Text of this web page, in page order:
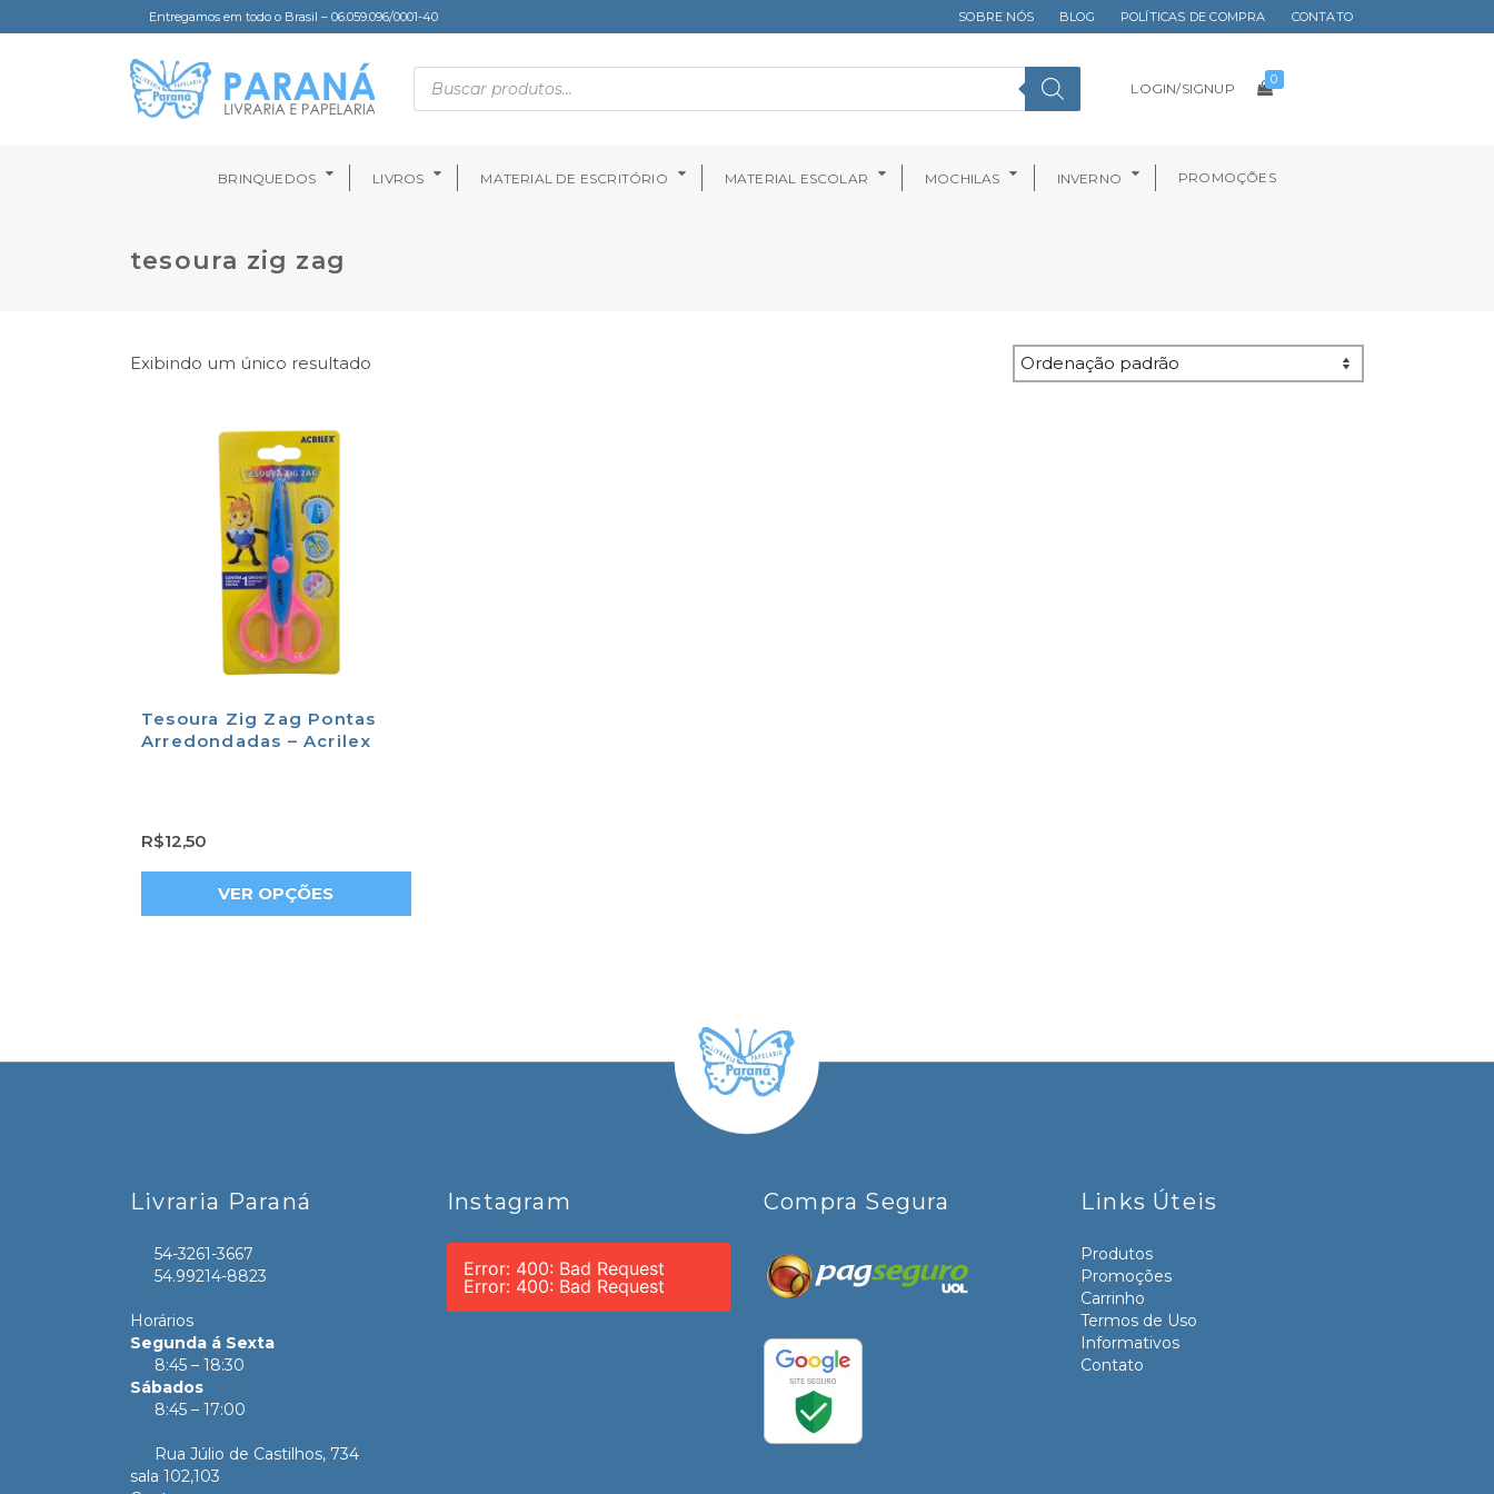
Entregamos em todo o Brasil – 06.059.096/0001-40 SOBRE NÓS BLOG POLÍTICAS DE COMPRA CONTATO
LOGIN/SIGNUP
0
BRINQUEDOS LIVROS MATERIAL DE ESCRITÓRIO MATERIAL ESCOLAR MOCHILAS INVERNO PROMOÇÕES
tesoura zig zag
Exibindo um único resultado
Tesoura Zig Zag Pontas
Arredondadas – Acrilex
R$12,50
VER OPÇÕES
Livraria Paraná
54-3261-3667
54.99214-8823
Horários
Segunda á Sexta
8:45 – 18:30
Sábados
8:45 – 17:00
Rua Júlio de Castilhos, 734
sala 102,103
Instagram
Error: 400: Bad Request
Error: 400: Bad Request
Compra Segura Links Úteis
Produtos
Promoções
Carrinho
Termos de Uso
Informativos
Contato